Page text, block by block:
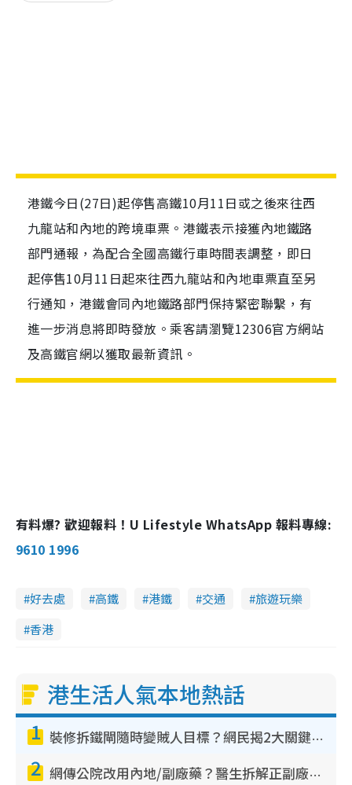
港鐵今日(27日)起停售高鐵10月11日或之後來往西
九龍站和內地的跨境車票。港鐵表示接獲內地鐵路
部門通報，為配合全國高鐵行車時間表調整，即日
起停售10月11日起來往西九龍站和內地車票直至另
行通知，港鐵會同內地鐵路部門保持緊密聯繫，有
進一步消息將即時發放。乘客請瀏覽12306官方網站
及高鐵官網以獲取最新資訊。
有料爆? 歡迎報料！U Lifestyle WhatsApp 報料專線:
9610 1996
好去處 高鐵 港鐵 交通
旅遊玩樂
香港
港生活人氣本地熱話
1 裝修拆鐵閘隨時變賊人目標？網民揭2大關鍵用途：裝新式等於白裝？附新舊鐵閘分別
2 網傳公院改用內地/副廠藥？醫生拆解正副廠分別 揭4類人換藥隨時出事